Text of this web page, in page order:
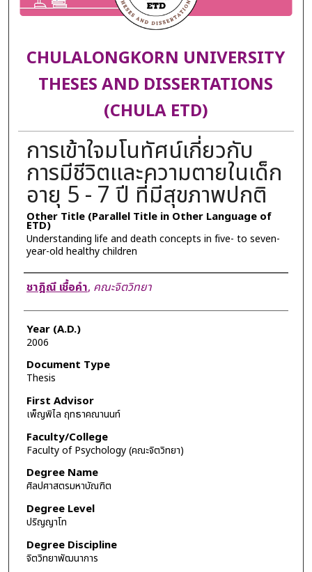
CHULALONGKORN UNIVERSITY
THESES AND DISSERTATIONS
(CHULA ETD)
การเข้าใจมโนทัศน์เกี่ยวกับ
การมีชีวิตและความตายในเด็ก
อายุ 5 - 7 ปี ที่มีสุขภาพปกติ
Other Title (Parallel Title in Other Language of
ETD)
Understanding life and death concepts in five- to seven-
year-old healthy children
Author
ชาฎิณี เชื้อคำ, คณะจิตวิทยา
Year (A.D.)
2006
Document Type
Thesis
First Advisor
เพ็ญพิไล ฤทธาคณานนท์
Faculty/College
Faculty of Psychology (คณะจิตวิทยา)
Degree Name
ศิลปศาสตรมหาบัณฑิต
Degree Level
ปริญญาโท
Degree Discipline
จิตวิทยาพัฒนาการ